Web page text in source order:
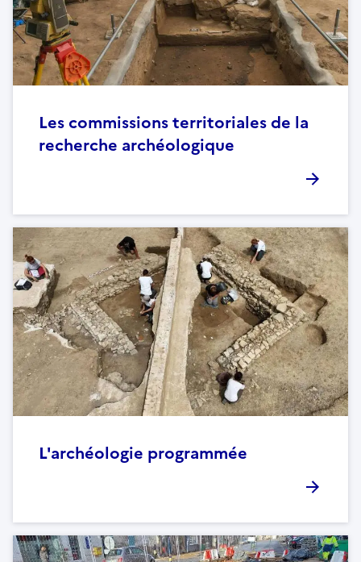
Les commissions territoriales de la
recherche archéologique
L'archéologie programmée